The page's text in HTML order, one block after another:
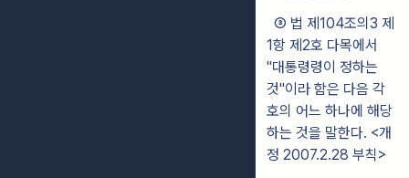
③ 법 제104조의3 제
1항 제2호 다목에서
"대통령령이 정하는
것"이라 함은 다음 각
호의 어느 하나에 해당
하는 것을 말한다. <개
정 2007.2.28 부칙>